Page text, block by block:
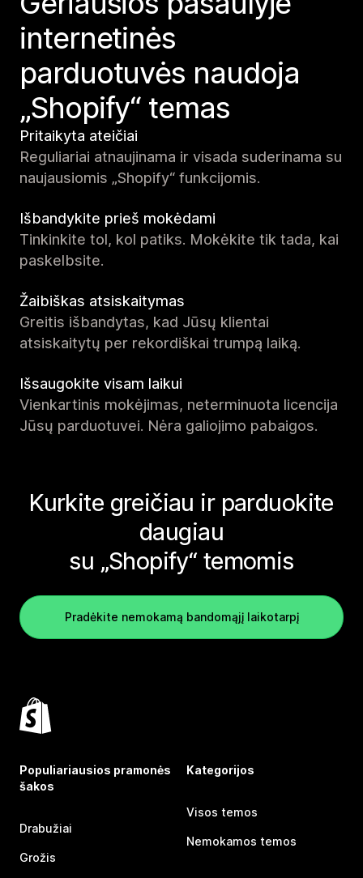
internetinės
parduotuvės naudoja
„Shopify“ temas
Pritaikyta ateičiai
Reguliariai atnaujinama ir visada suderinama su
naujausiomis „Shopify“ funkcijomis.
Išbandykite prieš mokėdami
Tinkinkite tol, kol patiks. Mokėkite tik tada, kai
paskelbsite.
Žaibiškas atsiskaitymas
Greitis išbandytas, kad Jūsų klientai
atsiskaitytų per rekordiškai trumpą laiką.
Išsaugokite visam laikui
Vienkartinis mokėjimas, neterminuota licencija
Jūsų parduotuvei. Nėra galiojimo pabaigos.
Kurkite greičiau ir parduokite
daugiau
su „Shopify“ temomis
Pradėkite nemokamą bandomąjį laikotarpį
Populiariausios pramonės
šakos
Drabužiai
Grožis
Kategorijos
Visos temos
Nemokamos temos